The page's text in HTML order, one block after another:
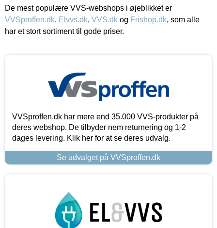
De mest populære VVS-webshops i øjeblikket er
VVSproffen.dk, Elvvs.dk, VVS.dk og Frishop.dk, som alle
har et stort sortiment til gode priser.
VVSproffen.dk har mere end 35.000 VVS-produkter på
deres webshop. De tilbyder nem returnering og 1-2
dages levering. Klik her for at se deres udvalg.
Se udvalget på VVSproffen.dk